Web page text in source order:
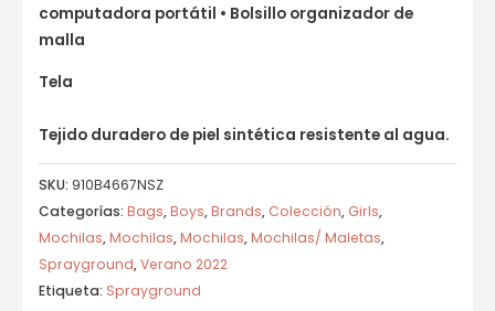
computadora portátil • Bolsillo organizador de
malla
Tela
Tejido duradero de piel sintética resistente al agua.
SKU: 910B4667NSZ
Categorías: Bags,Boys,Brands, Colección, Girls,
Mochilas,Mochilas,Mochilas,Mochilas/ Maletas,
Sprayground,Verano 2022
Etiqueta: Sprayground